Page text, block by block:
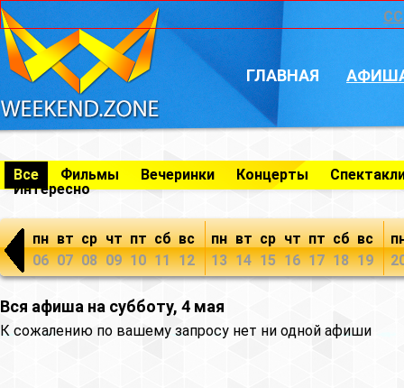
ГЛАВНАЯ
Все Фильмы Вечеринки Концерты
Интересно
пн
06
вт
07
ср
08
чт
09
пт
10
сб
11
вс
12
пн
13
вт
14
ср
15
чт
16
пт
17
сб
18
вс
19
Вся афиша на субботу, 4 мая
К сожалению по вашему запросу нет ни одной афиши